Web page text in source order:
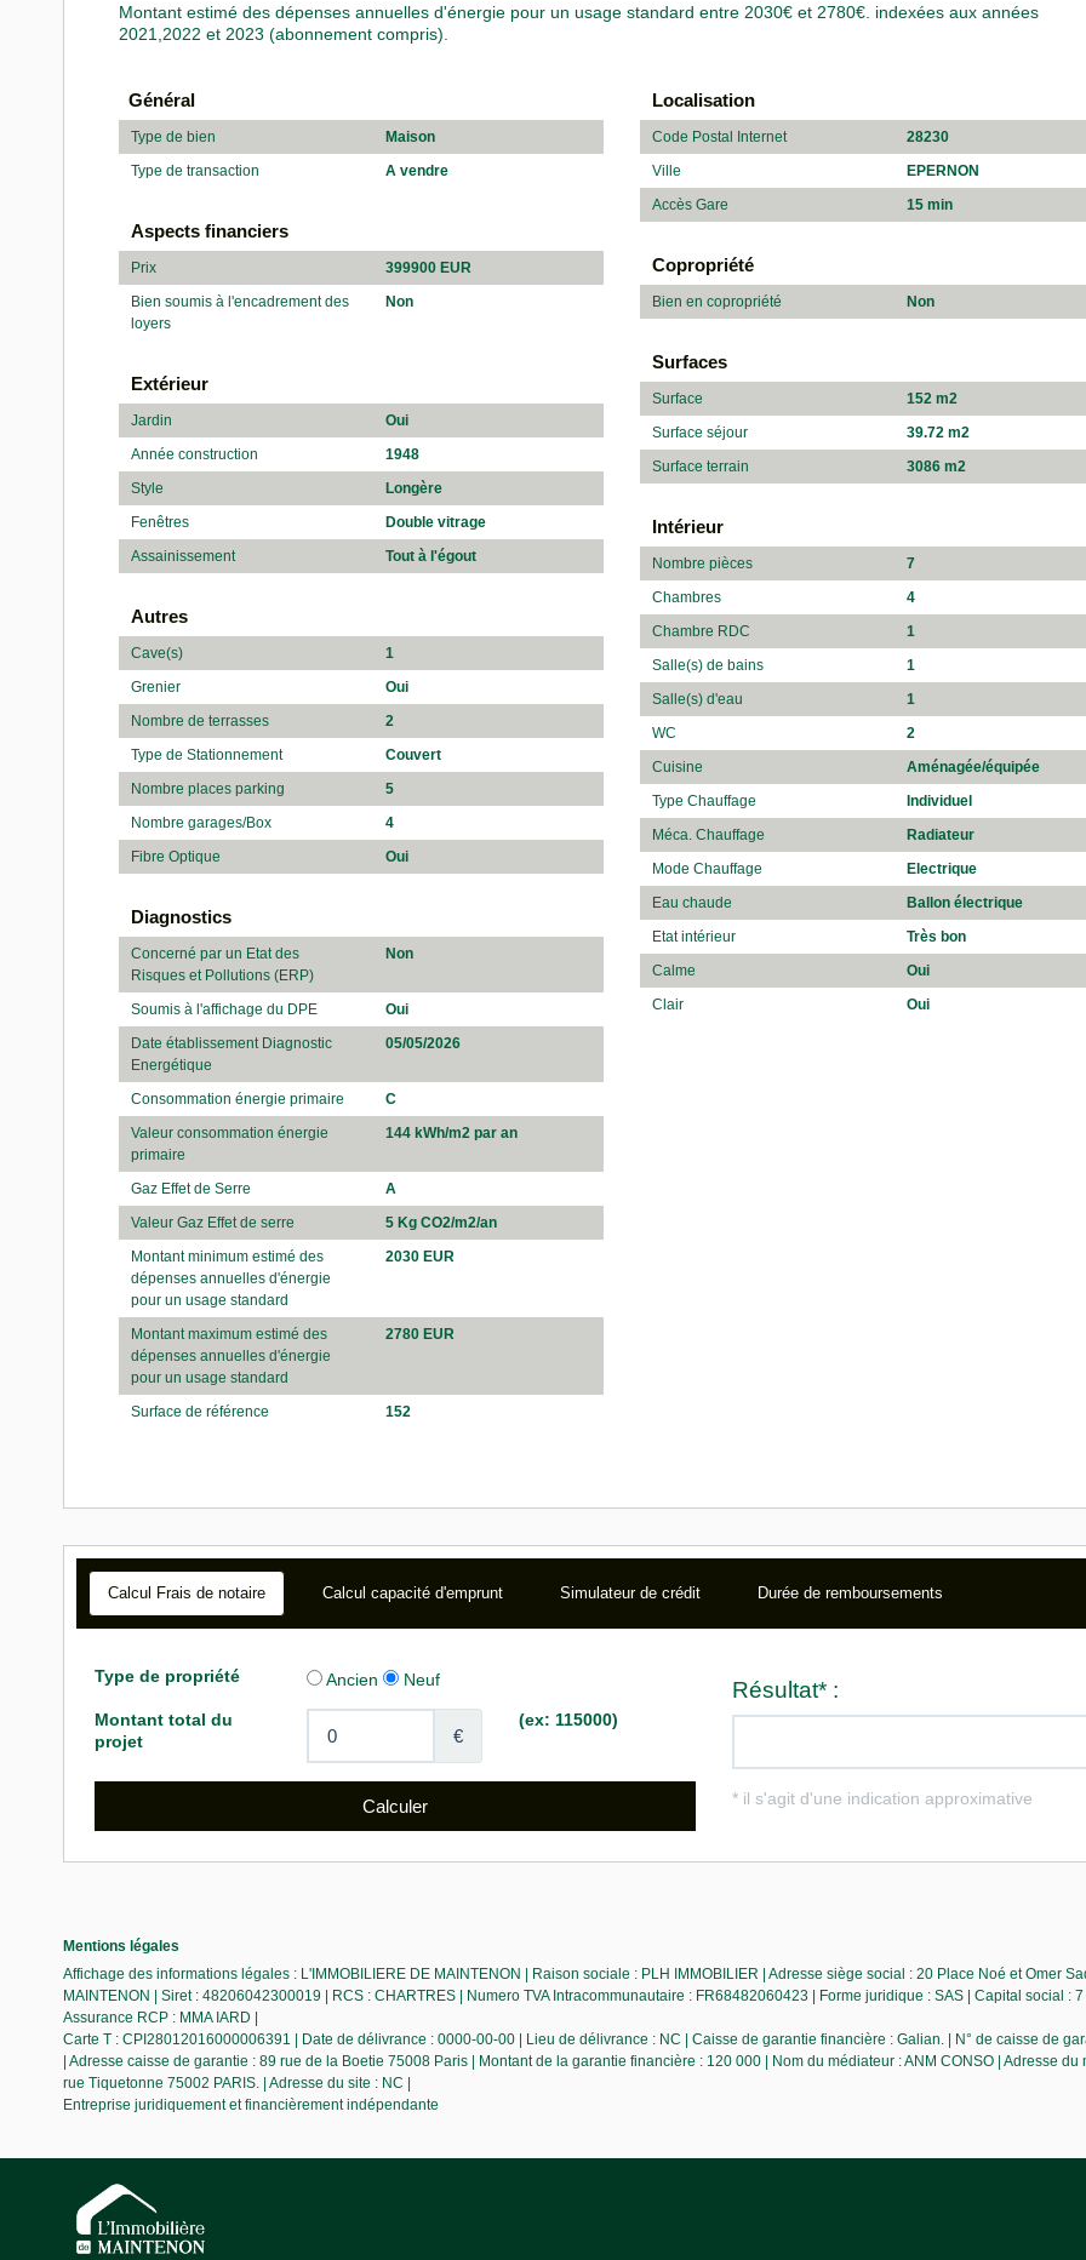
Montant estimé des dépenses annuelles d'énergie pour un usage standard entre 2030€ et 2780€. indexées aux années
2021,2022 et 2023 (abonnement compris).
Général
Type de bien
Maison
Type de transaction
A vendre
Localisation
Code Postal Internet
28230
Ville
EPERNON
Accès Gare
15 min
Aspects financiers
Prix
399900 EUR
Bien soumis à l'encadrement des
loyers
Non
Copropriété
Bien en copropriété Non
Surfaces
Surface
152 m2
Surface séjour
39.72 m2
Surface terrain
3086 m2
Extérieur
Jardin
Oui
Année construction
1948
Style
Longère
Fenêtres
Double vitrage
Assainissement
Tout à l'égout
Intérieur
Nombre pièces
7
Chambres
4
Chambre RDC
1
Salle(s) de bains
1
Salle(s) d'eau
1
WC
2
Cuisine
Aménagée/équipée
Type Chauffage
Individuel
Méca. Chauffage
Radiateur
Mode Chauffage
Electrique
Eau chaude
Ballon électrique
Etat intérieur
Très bon
Calme
Oui
Clair
Oui
Autres
Cave(s)
1
Grenier
Oui
Nombre de terrasses
2
Type de Stationnement
Couvert
Nombre places parking
5
Nombre garages/Box
4
Fibre Optique
Oui
Diagnostics
Concerné par un Etat des
Risques et Pollutions (ERP)
Non
Soumis à l'affichage du DPE
Oui
Date établissement Diagnostic
Energétique
05/05/2026
Consommation énergie primaire
C
Valeur consommation énergie
primaire
144 kWh/m2 par an
Gaz Effet de Serre
A
Valeur Gaz Effet de serre
5 Kg CO2/m2/an
Montant minimum estimé des
dépenses annuelles d'énergie
pour un usage standard
2030 EUR
Montant maximum estimé des
dépenses annuelles d'énergie
pour un usage standard
2780 EUR
Surface de référence 152
Calcul Frais de notaire Calcul capacité d'emprunt Simulateur de crédit Durée de remboursements
Mentions légales
Affichage des informations légales : L'IMMOBILIERE DE MAINTENON | Raison sociale : PLH IMMOBILIER | Adresse siège social : 20 Place Noé et Omer
MAINTENON | Siret : 48206042300019 | RCS : CHARTRES | Numero TVA Intracommunautaire : FR68482060423 | Forme juridique : SAS | Capital social :
Assurance RCP : MMA IARD |
Carte T : CPI28012016000006391 | Date de délivrance : 0000-00-00 | Lieu de délivrance : NC | Caisse de garantie financière : Galian. | N° de caisse de
| Adresse caisse de garantie : 89 rue de la Boetie 75008 Paris | Montant de la garantie financière : 120 000 | Nom du médiateur : ANM CONSO | Adresse du
rue Tiquetonne 75002 PARIS. | Adresse du site : NC |
Entreprise juridiquement et financièrement indépendante